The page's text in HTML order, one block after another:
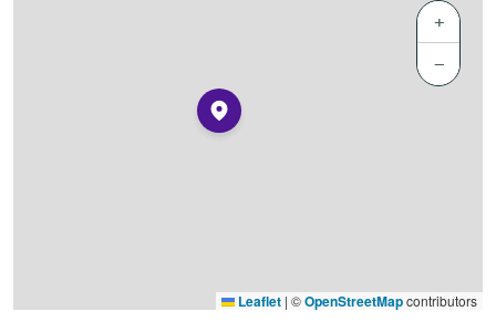
+
−
Leaflet | ©OpenStreetMapcontributors